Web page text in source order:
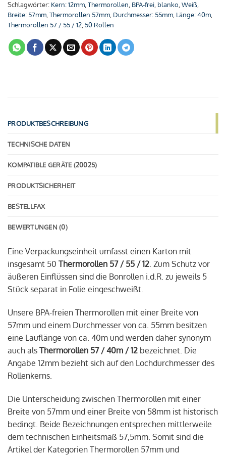
Schlagwörter: Kern: 12mm,Thermorollen, BPA-frei, blanko,Weiß,
Breite: 57mm,Thermorollen 57mm, Durchmesser: 55mm, Länge: 40m,
Thermorollen 57 / 55 / 12, 50 Rollen
PRODUKTBESCHREIBUNG
TECHNISCHE DATEN
KOMPATIBLE GERÄTE (20025)
PRODUKTSICHERHEIT
BESTELLFAX
BEWERTUNGEN (0)
Eine Verpackungseinheit umfasst einen Karton mit
insgesamt 50 Thermorollen 57 / 55 / 12. Zum Schutz vor
äußeren Einflüssen sind die Bonrollen i.d.R. zu jeweils 5
Stück separat in Folie eingeschweißt.
Unsere BPA-freien Thermorollen mit einer Breite von
57mm und einem Durchmesser von ca. 55mm besitzen
eine Lauflänge von ca. 40m und werden daher synonym
auch als Thermorollen 57 / 40m / 12 bezeichnet. Die
Angabe 12mm bezieht sich auf den Lochdurchmesser des
Rollenkerns.
Die Unterscheidung zwischen Thermorollen mit einer
Breite von 57mm und einer Breite von 58mm ist historisch
bedingt. Beide Bezeichnungen entsprechen mittlerweile
dem technischen Einheitsmaß 57,5mm. Somit sind die
Artikel der Kategorien Thermorollen 57mm und